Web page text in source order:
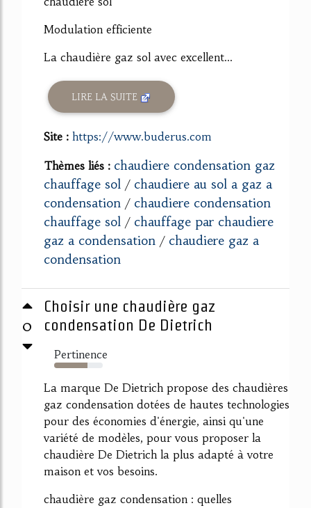
Modulation efficiente
La chaudière gaz sol avec excellent...
LIRE LA SUITE
Site : https://www.buderus.com
Thèmes liés : chaudiere condensation gaz
chauffage sol / chaudiere au sol a gaz a
condensation / chaudiere condensation
chauffage sol / chauffage par chaudiere
gaz a condensation / chaudiere gaz a
condensation
0
Choisir une chaudière gaz
condensation De Dietrich
Pertinence
68%
La marque De Dietrich propose des chaudières
gaz condensation dotées de hautes technologies
pour des économies d'énergie, ainsi qu'une
variété de modèles, pour vous proposer la
chaudière De Dietrich la plus adapté à votre
maison et vos besoins.
chaudière gaz condensation : quelles